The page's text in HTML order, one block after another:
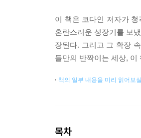
이 책은 코다인 저자가
혼란스러운 성장기를 보
장된다. 그리고 그 확장
들만의 반짝이는 세상,
책의 일부 내용을 미리 읽어보
목차